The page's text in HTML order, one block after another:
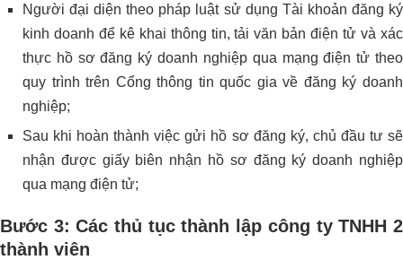
Người đại diện theo pháp luật sử dụng Tài khoản đăng ký
kinh doanh để kê khai thông tin, tải văn bản điện tử và xác
thực hồ sơ đăng ký doanh nghiệp qua mạng điện tử theo
quy trình trên Cổng thông tin quốc gia về đăng ký doanh
nghiệp;
Sau khi hoàn thành việc gửi hồ sơ đăng ký, chủ đầu tư sẽ
nhận được giấy biên nhận hồ sơ đăng ký doanh nghiệp
qua mạng điện tử;
Bước 3: Các thủ tục thành lập công ty TNHH 2
thành viên